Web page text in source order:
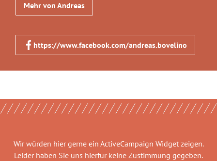
Mehr von Andreas
https://www.facebook.com/andreas.bovelino
Wir würden hier gerne ein ActiveCampaign Widgetzeigen.
Leider haben Sie uns hierfür keine Zustimmung gegeben.